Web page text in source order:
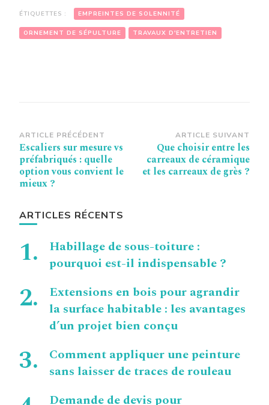
ÉTIQUETTES : EMPREINTES DE SOLENNITÉ
ORNEMENT DE SÉPULTURE TRAVAUX D'ENTRETIEN
Navigation
d’article
ARTICLE PRÉCÉDENT
Escaliers sur mesure vs
préfabriqués : quelle
option vous convient le
mieux ?
ARTICLE SUIVANT
Que choisir entre les
carreaux de céramique
et les carreaux de grès ?
ARTICLES RÉCENTS
Habillage de sous-toiture :
pourquoi est-il indispensable ?
Extensions en bois pour agrandir
la surface habitable : les avantages
d’un projet bien conçu
Comment appliquer une peinture
sans laisser de traces de rouleau
Demande de devis pour